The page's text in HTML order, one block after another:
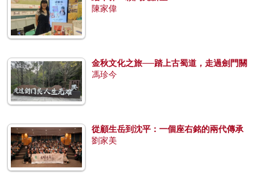
陳家偉
金秋文化之旅──踏上古蜀道，走過劍門關
馮珍今
從顧生岳到沈平：一個座右銘的兩代傳承
劉家美